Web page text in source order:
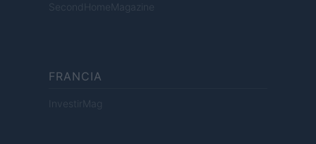
SecondHomeMagazine
FRANCIA
InvestirMag